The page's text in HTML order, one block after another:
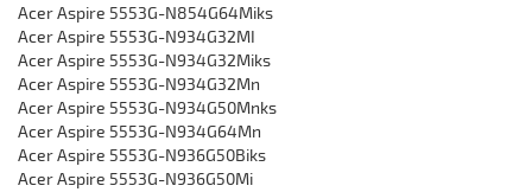
Acer Aspire 5553G-N854G64Miks
Acer Aspire 5553G-N934G32MI
Acer Aspire 5553G-N934G32Miks
Acer Aspire 5553G-N934G32Mn
Acer Aspire 5553G-N934G50Mnks
Acer Aspire 5553G-N934G64Mn
Acer Aspire 5553G-N936G50Biks
Acer Aspire 5553G-N936G50Mi